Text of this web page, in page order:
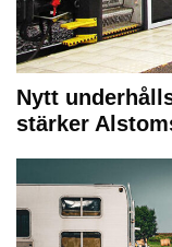
Nytt
stärker